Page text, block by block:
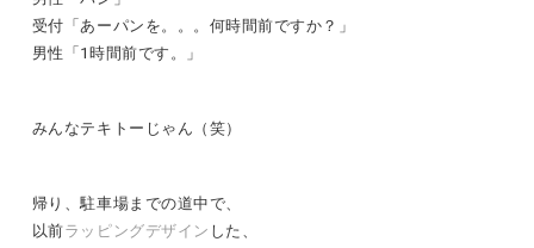
受付「あーパンを。。。何時間前ですか？」
男性「1時間前です。」
みんなテキトーじゃん（笑）
帰り、駐車場までの道中で、
以前ラッピングデザイン した、